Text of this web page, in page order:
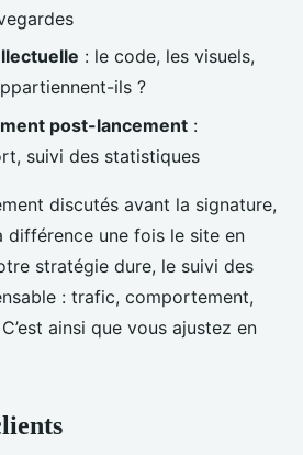
: le code, les visuels,
ils ?
post-lancement :
suivi des statistiques
discutés avant la signature,
différence une fois le site en
stratégie dure, le suivi des
: trafic, comportement,
ainsi que vous ajustez en